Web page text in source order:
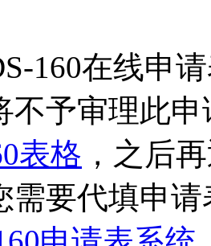
160在线申
不予审理此
表格 ，之后
需要代填申